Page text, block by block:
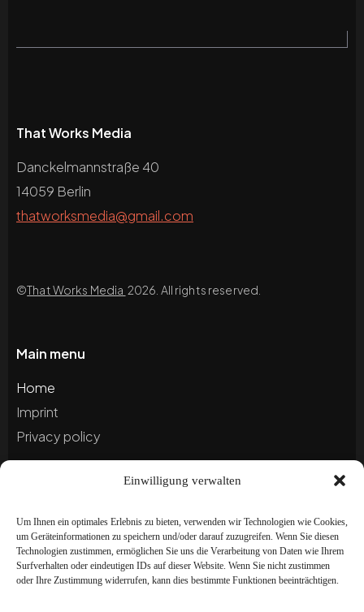
Einwilligung verwalten
Um Ihnen ein optimales Erlebnis zu bieten, verwenden wir Technologien wie Cookies,
um Geräteinformationen zu speichern und/oder darauf zuzugreifen. Wenn Sie diesen
Technologien zustimmen, ermöglichen Sie uns die Verarbeitung von Daten wie Ihrem
Surfverhalten oder eindeutigen IDs auf dieser Website. Wenn Sie nicht zustimmen
oder Ihre Zustimmung widerrufen, kann dies bestimmte Funktionen beeinträchtigen.
That Works Media
Danckelmannstraße 40
14059 Berlin
thatworksmedia@gmail.com
©That Works Media 2026. All rights reserved.
Main menu
Home
Imprint
Privacy policy
Newsletter